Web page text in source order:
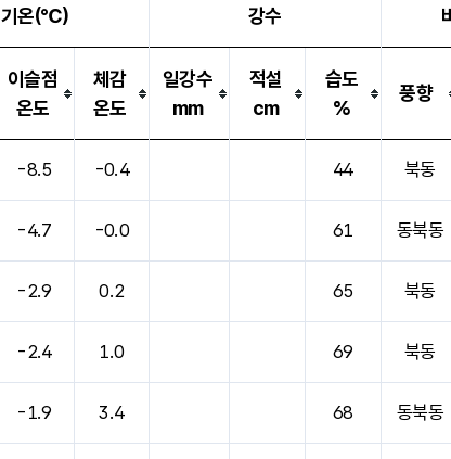
기온(℃) 강수
이슬점
온도
체감
온도
일강수
mm
적설
cm
습도
%
풍향
-8.5 -0.4 44 북동
-4.7 -0.0 61 동북동
-2.9 0.2 65 북동
-2.4 1.0 69 북동
-1.9 3.4 68 동북동